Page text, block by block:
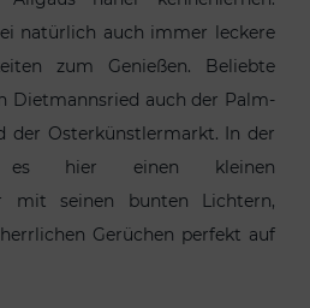
natürlich auch immer leckere
zum Genießen. Beliebte
Dietmannsried auch der Palm-
der Osterkünstlermarkt. In der
es hier einen kleinen
mit seinen bunten Lichtern,
Gerüchen perfekt auf